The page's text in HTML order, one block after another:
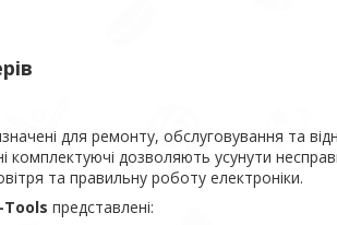
для ремонту, обслуговування та
комплектуючі дозволяють усунути
та правильну роботу електроніки.
Tools представлені: